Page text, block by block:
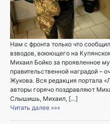
Нам с фронта только что
взводов, воюющего на
Михаил Бойко за проявленное
правительственной наградой –
Жукова. Вся редакция портала
авторы горячо поздравляют
Слышишь, Михаил, […]
Читать далее »»»